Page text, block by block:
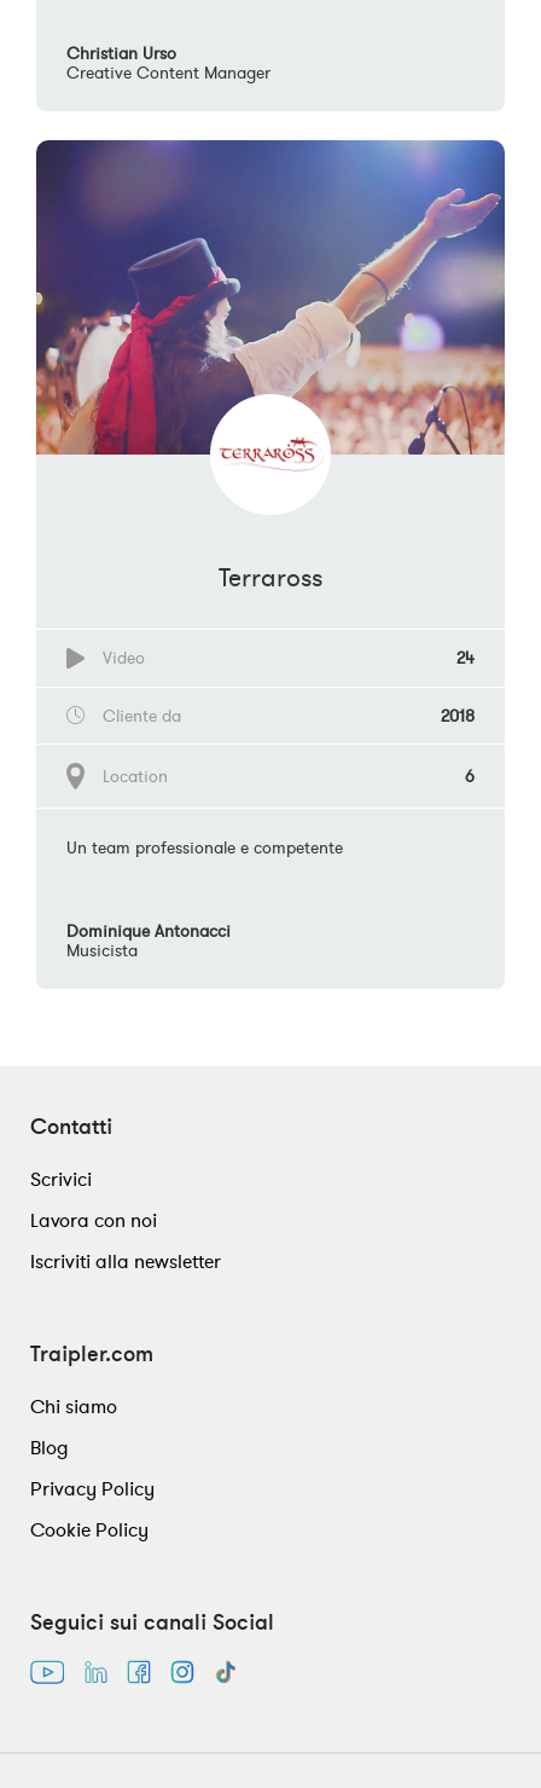
Christian Urso
Creative Content Manager
Terraross
Video 24
Cliente da 2018
Location 6
Un team professionale e competente
Dominique Antonacci
Musicista
Contatti
Scrivici
Lavora con noi
Iscriviti alla newsletter
Traipler.com
Chi siamo
Blog
Privacy Policy
Cookie Policy
Seguici sui canali Social